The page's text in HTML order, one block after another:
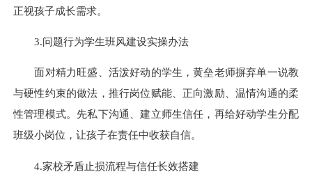
正视孩子成长需求。
3.问题行为学生班风建设实操办法
面对精力旺盛、活泼好动的学生，黄垒老师摒弃单一说教
与硬性约束的做法，推行岗位赋能、正向激励、温情沟通的柔
性管理模式。先私下沟通、建立师生信任，再给好动学生分配
班级小岗位，让孩子在责任中收获自信。
4.家校矛盾止损流程与信任长效搭建